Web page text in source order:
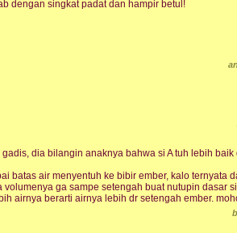
dengan singkat padat dan hampir betul!
dia bilangin anaknya bahwa si A tuh lebih
batas air menyentuh ke bibir ember, kalo ternyata
volumenya ga sampe setengah buat nutupin dasar
airnya berarti airnya lebih dr setengah ember.